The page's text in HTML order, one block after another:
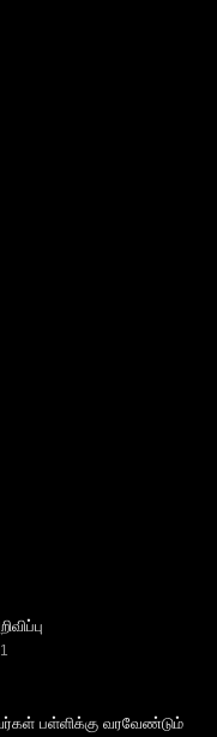
பள்ளிக்கு வரவேண்டும்